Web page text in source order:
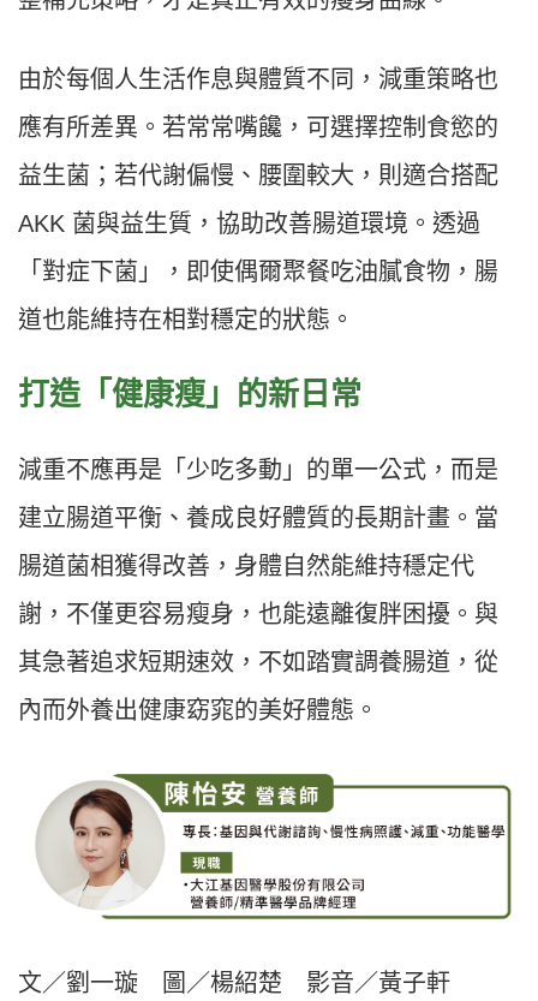
由於每個人生活作息與體質不同，減重策略也
應有所差異。若常常嘴饞，可選擇控制食慾的
益生菌；若代謝偏慢、腰圍較大，則適合搭配
AKK 菌與益生質，協助改善腸道環境。透過
「對症下菌」，即使偶爾聚餐吃油膩食物，腸
道也能維持在相對穩定的狀態。
打造「健康瘦」的新日常
減重不應再是「少吃多動」的單一公式，而是
建立腸道平衡、養成良好體質的長期計畫。當
腸道菌相獲得改善，身體自然能維持穩定代
謝，不僅更容易瘦身，也能遠離復胖困擾。與
其急著追求短期速效，不如踏實調養腸道，從
內而外養出健康窈窕的美好體態。
文／劉一璇 圖／楊紹楚 影音／黃子軒